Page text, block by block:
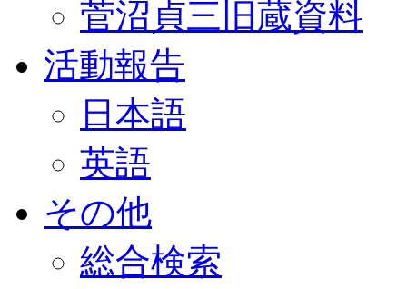
菅沼貞三旧蔵資料
活動報告
日本語
英語
その他
総合検索